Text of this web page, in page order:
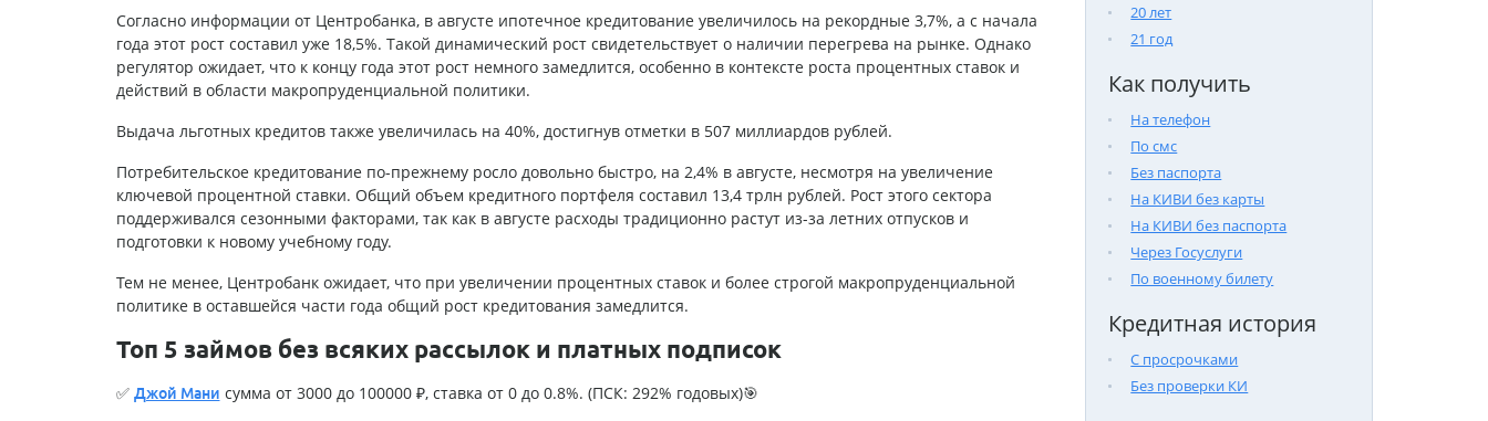
20 лет
21 год
Как получить
На телефон
По смс
Без паспорта
На КИВИ без карты
На КИВИ без паспорта
Через Госуслуги
По военному билету
Кредитная история
С просрочками
Без проверки КИ
Согласно информации от Центробанка, в августе ипотечное кредитование увеличилось на рекордные 3,7%, а с начала
года этот рост составил уже 18,5%. Такой динамический рост свидетельствует о наличии перегрева на рынке. Однако
регулятор ожидает, что к концу года этот рост немного замедлится, особенно в контексте роста процентных ставок и
действий в области макропруденциальной политики.
Выдача льготных кредитов также увеличилась на 40%, достигнув отметки в 507 миллиардов рублей.
Потребительское кредитование по-прежнему росло довольно быстро, на 2,4% в августе, несмотря на увеличение
ключевой процентной ставки. Общий объем кредитного портфеля составил 13,4 трлн рублей. Рост этого сектора
поддерживался сезонными факторами, так как в августе расходы традиционно растут из-за летних отпусков и
подготовки к новому учебному году.
Тем не менее, Центробанк ожидает, что при увеличении процентных ставок и более строгой макропруденциальной
политике в оставшейся части года общий рост кредитования замедлится.
Топ 5 займов без всяких рассылок и платных подписок
✅ Джой Мани сумма от 3000 до 100000 ₽, ставка от 0 до 0.8%. (ПСК: 292% годовых)🎯